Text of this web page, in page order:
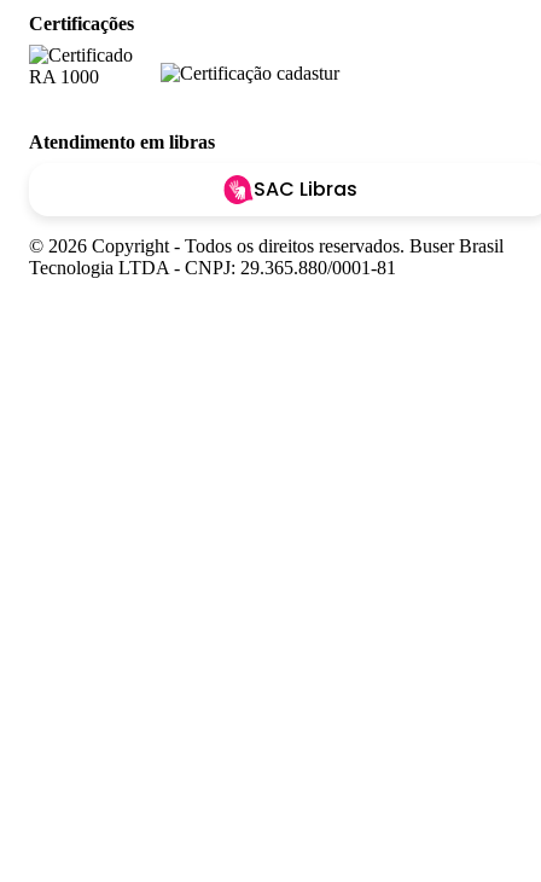
Certificações
Atendimento em libras
SAC Libras
© 2026 Copyright - Todos os direitos reservados. Buser Brasil
Tecnologia LTDA - CNPJ: 29.365.880/0001-81